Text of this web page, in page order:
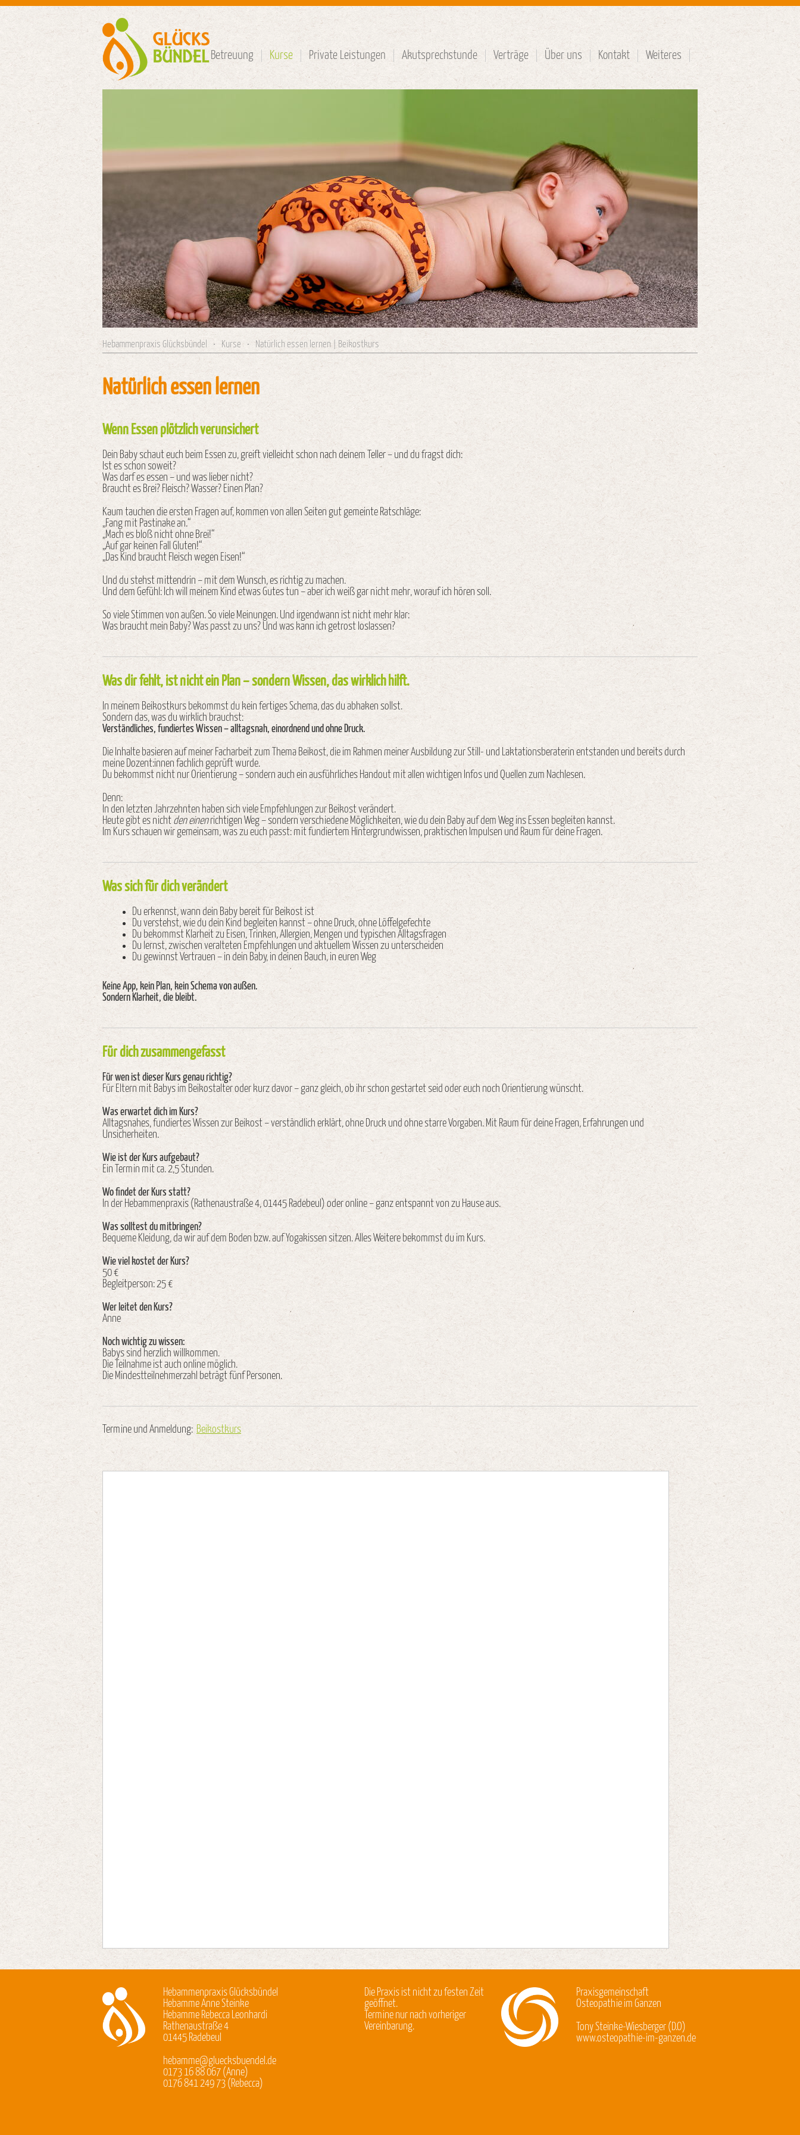
Betreuung Kurse Private Leistungen Akutsprechstunde Verträge Über uns Kontakt Weiteres
Hebammenpraxis Glücksbündel • Kurse • Natürlich essen lernen | Beikostkurs
Natürlich essen lernen
Wenn Essen plötzlich verunsichert
Dein Baby schaut euch beim Essen zu, greift vielleicht schon nach deinem Teller – und du fragst dich:
Ist es schon soweit?
Was darf es essen – und was lieber nicht?
Braucht es Brei? Fleisch? Wasser? Einen Plan?
Kaum tauchen die ersten Fragen auf, kommen von allen Seiten gut gemeinte Ratschläge:
„Fang mit Pastinake an.“
„Mach es bloß nicht ohne Brei!“
„Auf gar keinen Fall Gluten!“
„Das Kind braucht Fleisch wegen Eisen!“
Und du stehst mittendrin – mit dem Wunsch, es richtig zu machen.
Und dem Gefühl: Ich will meinem Kind etwas Gutes tun – aber ich weiß gar nicht mehr, worauf ich hören soll.
So viele Stimmen von außen. So viele Meinungen. Und irgendwann ist nicht mehr klar:
Was braucht mein Baby? Was passt zu uns? Und was kann ich getrost loslassen?
Was dir fehlt, ist nicht ein Plan – sondern Wissen, das wirklich hilft.
In meinem Beikostkurs bekommst du kein fertiges Schema, das du abhaken sollst.
Sondern das, was du wirklich brauchst:
Verständliches, fundiertes Wissen – alltagsnah, einordnend und ohne Druck.
Die Inhalte basieren auf meiner Facharbeit zum Thema Beikost, die im Rahmen meiner Ausbildung zur Still- und Laktationsberaterin entstanden und bereits durch
meine Dozent:innen fachlich geprüft wurde.
Du bekommst nicht nur Orientierung – sondern auch ein ausführliches Handout mit allen wichtigen Infos und Quellen zum Nachlesen.
Denn:
In den letzten Jahrzehnten haben sich viele Empfehlungen zur Beikost verändert.
Heute gibt es nicht den einenrichtigen Weg – sondern verschiedene Möglichkeiten, wie du dein Baby auf dem Weg ins Essen begleiten kannst.
Im Kurs schauen wir gemeinsam, was zu euch passt: mit fundiertem Hintergrundwissen, praktischen Impulsen und Raum für deine Fragen.
Was sich für dich verändert
Du erkennst, wann dein Baby bereit für Beikost ist
Du verstehst, wie du dein Kind begleiten kannst – ohne Druck, ohne Löffelgefechte
Du bekommst Klarheit zu Eisen, Trinken, Allergien, Mengen und typischen Alltagsfragen
Du lernst, zwischen veralteten Empfehlungen und aktuellem Wissen zu unterscheiden
Du gewinnst Vertrauen – in dein Baby, in deinen Bauch, in euren Weg
Keine App, kein Plan, kein Schema von außen.
Sondern Klarheit, die bleibt.
Für dich zusammengefasst
Für wen ist dieser Kurs genau richtig?
Für Eltern mit Babys im Beikostalter oder kurz davor – ganz gleich, ob ihr schon gestartet seid oder euch noch Orientierung wünscht.
Was erwartet dich im Kurs?
Alltagsnahes, fundiertes Wissen zur Beikost – verständlich erklärt, ohne Druck und ohne starre Vorgaben. Mit Raum für deine Fragen, Erfahrungen und
Unsicherheiten.
Wie ist der Kurs aufgebaut?
Ein Termin mit ca. 2,5 Stunden.
Wo findet der Kurs statt?
In der Hebammenpraxis (Rathenaustraße 4, 01445 Radebeul) oder online – ganz entspannt von zu Hause aus.
Was solltest du mitbringen?
Bequeme Kleidung, da wir auf dem Boden bzw. auf Yogakissen sitzen. Alles Weitere bekommst du im Kurs.
Wie viel kostet der Kurs?
50 €
Begleitperson: 25 €
Wer leitet den Kurs?
Anne
Noch wichtig zu wissen:
Babys sind herzlich willkommen.
Die Teilnahme ist auch online möglich.
Die Mindestteilnehmerzahl beträgt fünf Personen.
Termine und Anmeldung: Beikostkurs
Hebammenpraxis Glücksbündel
Hebamme Anne Steinke
Hebamme Rebecca Leonhardi
Rathenaustraße 4
01445 Radebeul
hebamme@gluecksbuendel.de
0173 16 88 067 (Anne)
0176 841 249 73 (Rebecca)
Die Praxis ist nicht zu festen Zeit
geöffnet.
Termine nur nach vorheriger
Vereinbarung.
Praxisgemeinschaft
Osteopathie im Ganzen
Tony Steinke-Wiesberger (D.O)
www.osteopathie-im-ganzen.de